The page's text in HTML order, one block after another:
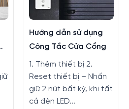
Hướng dẫn sử dụng
Công Tắc Cửa Cổng
1. Thêm thiết bị 2.
Reset thiết bị – Nhấn
giữ 2 nút bất kỳ, khi tất
cả đèn LED...